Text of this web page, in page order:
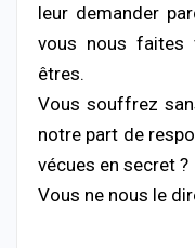
leur demander
vous nous faites
êtres.
Vous souffrez
notre part de
vécues en secret ?
Vous ne nous le